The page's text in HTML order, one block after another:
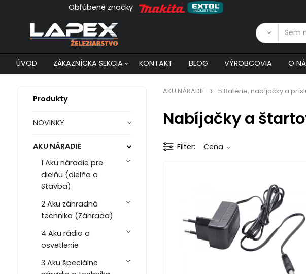
Obľúbené značky
ÚVOD ZÁKAZNÍCKA SEKCIA KONTAKT BLOG VÝROBCOVIA O
Produkty
NOVINKY
AKU NÁRADIE
1 Aku náradie pre
dielňu (dielňa a
Stavba)
2 Aku záhradná
technika (Záhrada)
4 Aku rádio a
osvetlenie
3 Aku špeciálne
AKU NÁRADIE 5 Batérie, nabíjačky a
Nabíjačky a
Filter Cena